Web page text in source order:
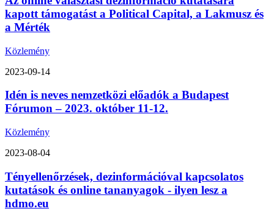
kapott támogatást a Political Capital, a Lakmusz és
a Mérték
Közlemény
2023-09-14
Idén is neves nemzetközi előadók a Budapest
Fórumon – 2023. október 11-12.
Közlemény
2023-08-04
Tényellenőrzések, dezinformációval kapcsolatos
kutatások és online tananyagok - ilyen lesz a
hdmo.eu